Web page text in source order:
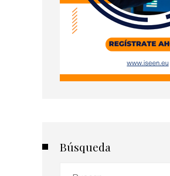
Búsqueda